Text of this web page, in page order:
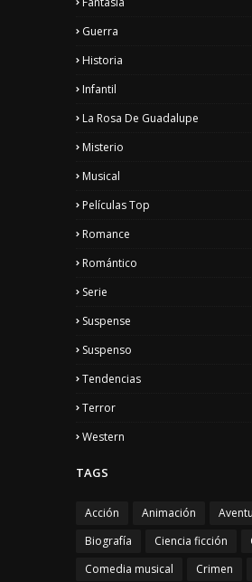
Guerra
Historia
Infantil
La Rosa De Guadalupe
Misterio
Musical
Películas Top
Romance
Romántico
Serie
Suspense
Suspenso
Tendencias
Terror
Western
TAGS
Acción Animación
Biografía
Ciencia ficción
Comedia musical
Crimen